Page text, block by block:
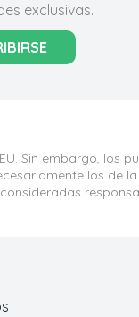
exclusivas.
Sin embargo, los
los de